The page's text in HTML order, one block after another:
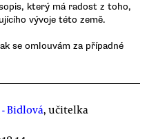
který má radost z toho,
vývoje této země.
se omlouvám za případné
Bidlová, učitelka